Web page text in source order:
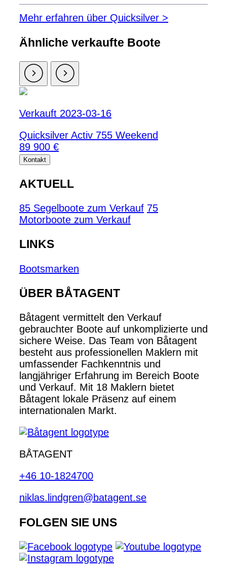
Mehr erfahren über Quicksilver >
Ähnliche verkaufte Boote
Verkauft 2023-03-16
Quicksilver Activ 755 Weekend
89 900 €
Kontakt
AKTUELL
85 Segelboote zum Verkauf 75
Motorboote zum Verkauf
LINKS
Bootsmarken
ÜBER BÅTAGENT
Båtagent vermittelt den Verkauf
gebrauchter Boote auf unkomplizierte und
sichere Weise. Das Team von Båtagent
besteht aus professionellen Maklern mit
umfassender Fachkenntnis und
langjähriger Erfahrung im Bereich Boote
und Verkauf. Mit 18 Maklern bietet
Båtagent lokale Präsenz auf einem
internationalen Markt.
BÅTAGENT
+46 10-1824700
niklas.lindgren@batagent.se
FOLGEN SIE UNS